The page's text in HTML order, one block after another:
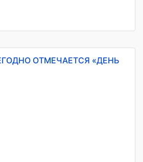
ОТМЕЧАЕТСЯ «ДЕНЬ